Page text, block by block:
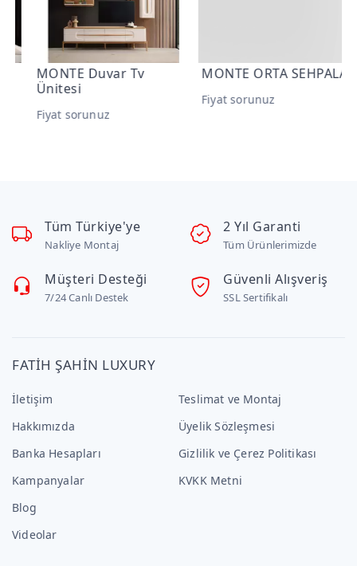
MONTE Duvar Tv
Ünitesi
Fiyat sorunuz
MONTE ORTA SEHPALAR
Fiyat sorunuz
Tüm Türkiye'ye
Nakliye Montaj
2 Yıl Garanti
Tüm Ürünlerimizde
Müşteri Desteği
7/24 Canlı Destek
Güvenli Alışveriş
SSL Sertifikalı
FATİH ŞAHİN LUXURY
İletişim
Hakkımızda
Banka Hesapları
Kampanyalar
Blog
Videolar
Teslimat ve Montaj
Üyelik Sözleşmesi
Gizlilik ve Çerez Politikası
KVKK Metni